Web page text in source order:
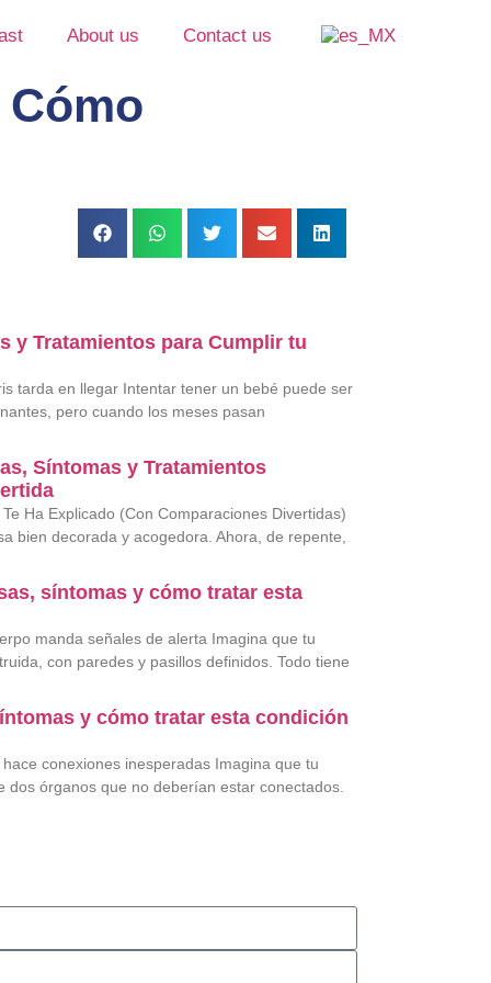
About us Contact us
y Tratamientos para Cumplir tu
tarda en llegar Intentar tener un bebé puede ser
pero cuando los meses pasan
Síntomas y Tratamientos
Ha Explicado (Con Comparaciones Divertidas)
bien decorada y acogedora. Ahora, de repente,
síntomas y cómo tratar esta
manda señales de alerta Imagina que tu
con paredes y pasillos definidos. Todo tiene
y cómo tratar esta condición
conexiones inesperadas Imagina que tu
órganos que no deberían estar conectados.